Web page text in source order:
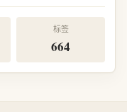
标签
664